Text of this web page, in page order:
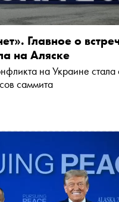
Главное о
на Аляске
на Украине
саммита